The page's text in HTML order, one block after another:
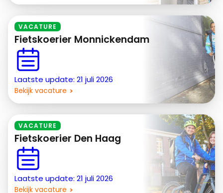
VACATURE
Fietskoerier Monnickendam
Laatste update: 21 juli 2026
Bekijk vacature
VACATURE
Fietskoerier Den Haag
Laatste update: 21 juli 2026
Bekijk vacature